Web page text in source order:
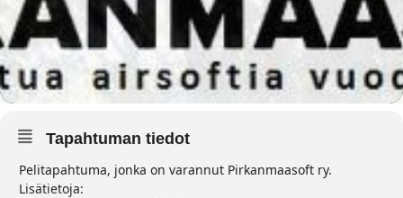
Tapahtuman tiedot
Pelitapahtuma, jonka on varannut Pirkanmaasoft ry.
Lisätietoja: